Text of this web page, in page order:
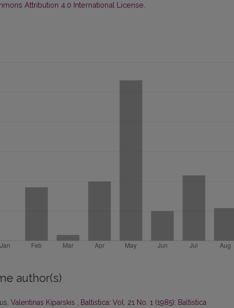
Attribution 4.0 International License
author(s)
Valentinas Kiparskis , Baltistica: Vol. 21 No. 1 (1985): Baltistica